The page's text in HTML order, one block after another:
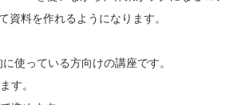
資料を作れるようになります。
使っている方向けの講座です。
す。